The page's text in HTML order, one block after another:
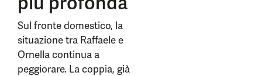
Sul fronte domestico, la
situazione tra Raffaele e
Ornella continua a
peggiorare. La coppia, già